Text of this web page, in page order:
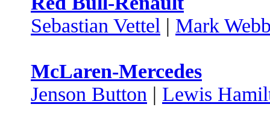
Sebastian Vettel | Mark
McLaren-Mercedes
Jenson Button | Lewis